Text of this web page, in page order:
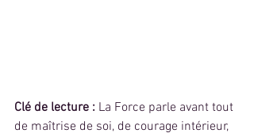
Clé de lecture : La Force parle avant tout
de maîtrise de soi, de courage intérieur,